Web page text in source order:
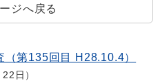
ジへ戻る
第135回目 H28.10.4）
日